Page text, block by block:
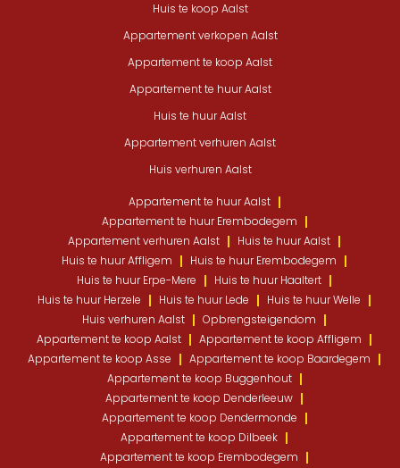
Huis te koop Aalst
Appartement verkopen Aalst
Appartement te koop Aalst
Appartement te huur Aalst
Huis te huur Aalst
Appartement verhuren Aalst
Huis verhuren Aalst
Appartement te huur Aalst
Appartement te huur Erembodegem
Appartement verhuren Aalst
Huis te huur Aalst
Huis te huur Affligem
Huis te huur Erembodegem
Huis te huur Erpe-Mere
Huis te huur Haaltert
Huis te huur Herzele
Huis te huur Lede
Huis te huur Welle
Huis verhuren Aalst
Opbrengsteigendom
Appartement te koop Aalst
Appartement te koop Affligem
Appartement te koop Asse
Appartement te koop Baardegem
Appartement te koop Buggenhout
Appartement te koop Denderleeuw
Appartement te koop Dendermonde
Appartement te koop Dilbeek
Appartement te koop Erembodegem